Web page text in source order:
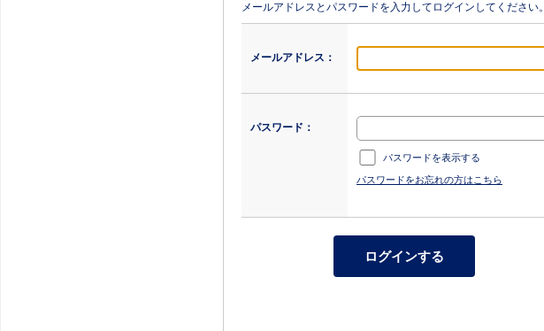
メールアドレスとパスワードを入力してログインしてください。
メールアドレス：
パスワード：
パスワードを表示する
パスワードをお忘れの方はこちら